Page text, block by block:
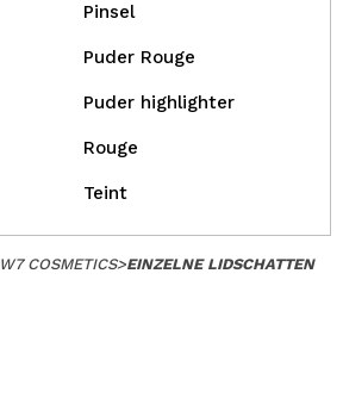
Pinsel
Puder Rouge
Puder highlighter
Rouge
Teint
W7 COSMETICS>EINZELNE LIDSCHATTEN